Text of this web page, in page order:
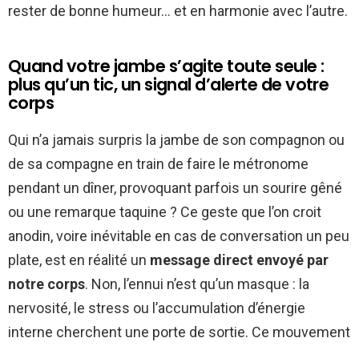
rester de bonne humeur… et en harmonie avec l’autre.
Quand votre jambe s’agite toute seule :
plus qu’un tic, un signal d’alerte de votre
corps
Qui n’a jamais surpris la jambe de son compagnon ou
de sa compagne en train de faire le métronome
pendant un dîner, provoquant parfois un sourire gêné
ou une remarque taquine ? Ce geste que l’on croit
anodin, voire inévitable en cas de conversation un peu
plate, est en réalité un message direct envoyé par
notre corps. Non, l’ennui n’est qu’un masque : la
nervosité, le stress ou l’accumulation d’énergie
interne cherchent une porte de sortie. Ce mouvement